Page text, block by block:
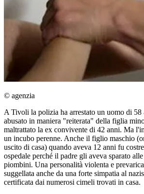
© agenzia
A Tivoli la polizia ha arrestato un uomo di 58
abusato in maniera "reiterata" della figlia
maltrattato la ex convivente di 42 anni. Ma
un incubo perenne. Anche il figlio maschio
uscito di casa) quando aveva 12 anni fu
ospedale perché il padre gli aveva sparato
piombini. Una personalità violenta e
suggellata anche da una forte simpatia al
certificata dai numerosi cimeli trovati in casa.